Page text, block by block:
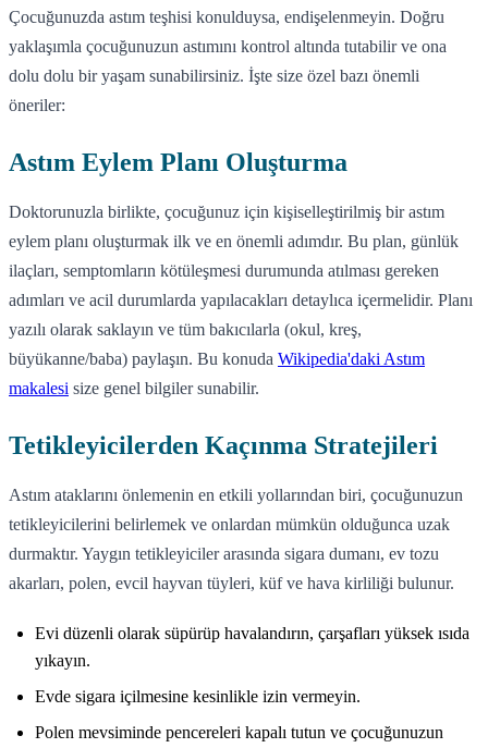
Çocuğunuzda astım teşhisi konulduysa, endişelenmeyin. Doğru
yaklaşımla çocuğunuzun astımını kontrol altında tutabilir ve ona
dolu dolu bir yaşam sunabilirsiniz. İşte size özel bazı önemli
öneriler:
Astım Eylem Planı Oluşturma
Doktorunuzla birlikte, çocuğunuz için kişiselleştirilmiş bir astım
eylem planı oluşturmak ilk ve en önemli adımdır. Bu plan, günlük
ilaçları, semptomların kötüleşmesi durumunda atılması gereken
adımları ve acil durumlarda yapılacakları detaylıca içermelidir. Planı
yazılı olarak saklayın ve tüm bakıcılarla (okul, kreş,
büyükanne/baba) paylaşın. Bu konuda Wikipedia'daki Astım
makalesi size genel bilgiler sunabilir.
Tetikleyicilerden Kaçınma Stratejileri
Astım ataklarını önlemenin en etkili yollarından biri, çocuğunuzun
tetikleyicilerini belirlemek ve onlardan mümkün olduğunca uzak
durmaktır. Yaygın tetikleyiciler arasında sigara dumanı, ev tozu
akarları, polen, evcil hayvan tüyleri, küf ve hava kirliliği bulunur.
Evi düzenli olarak süpürüp havalandırın, çarşafları yüksek ısıda
yıkayın.
Evde sigara içilmesine kesinlikle izin vermeyin.
Polen mevsiminde pencereleri kapalı tutun ve çocuğunuzun